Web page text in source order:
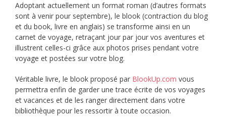
Adoptant actuellement un format roman (d’autres formats
sont à venir pour septembre), le blook (contraction du blog
et du book, livre en anglais) se transforme ainsi en un
carnet de voyage, retraçant jour par jour vos aventures et
illustrent celles-ci grâce aux photos prises pendant votre
voyage et postées sur votre blog.
Véritable livre, le blook proposé par BlookUp.com vous
permettra enfin de garder une trace écrite de vos voyages
et vacances et de les ranger directement dans votre
bibliothèque pour les ressortir à toute occasion.